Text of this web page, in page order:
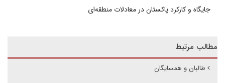
جایگاه و کارکرد پاکستان در معادلات منطقه‌ای
مطالب مرتبط
طالبان و همسایگان